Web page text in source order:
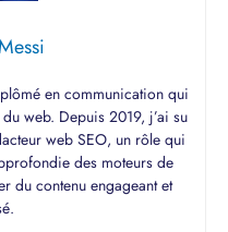
en communication qui
web. Depuis 2019, j’ai su
web SEO, un rôle qui
des moteurs de
du contenu engageant et